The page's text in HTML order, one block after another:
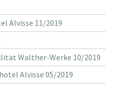
Alvisse 11/2019
Walther-Werke 10/2019
Alvisse 05/2019